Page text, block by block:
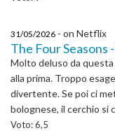
31/05/2026 - on Netflix
The Four Seasons
Molto deluso da
alla prima. Troppo
divertente. Se poi ci
bolognese, il cerchio si
Voto: 6,5